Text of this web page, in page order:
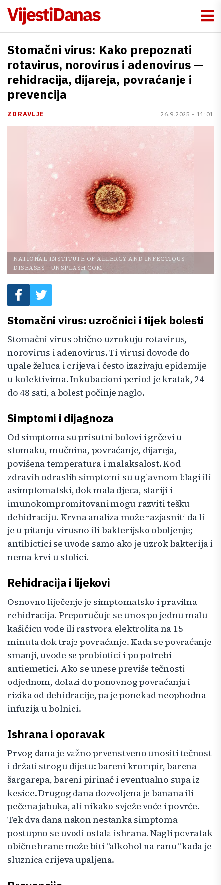
Stomačni virus: Kako prepoznati
rotavirus, norovirus i adenovirus —
rehidracija, dijareja, povraćanje i
prevencija
ZDRAVLJE 26.9.2025 - 11:01
NATIONAL INSTITUTE OF ALLERGY AND INFECTIOUS
DISEASES - UNSPLASH.COM
Stomačni virus: uzročnici i tijek bolesti
Stomačni virus obično uzrokuju rotavirus,
norovirus i adenovirus. Ti virusi dovode do
upale želuca i crijeva i često izazivaju epidemije
u kolektivima. Inkubacioni period je kratak, 24
do 48 sati, a bolest počinje naglo.
Simptomi i dijagnoza
Od simptoma su prisutni bolovi i grčevi u
stomaku, mučnina, povraćanje, dijareja,
povišena temperatura i malaksalost. Kod
zdravih odraslih simptomi su uglavnom blagi ili
asimptomatski, dok mala djeca, stariji i
imunokompromitovani mogu razviti tešku
dehidraciju. Krvna analiza može razjasniti da li
je u pitanju virusno ili bakterijsko oboljenje;
antibiotici se uvode samo ako je uzrok bakterija i
nema krvi u stolici.
Rehidracija i lijekovi
Osnovno liječenje je simptomatsko i pravilna
rehidracija. Preporučuje se unos po jednu malu
kašičicu vode ili rastvora elektrolita na 15
minuta dok traje povraćanje. Kada se povraćanje
smanji, uvode se probiotici i po potrebi
antiemetici. Ako se unese previše tečnosti
odjednom, dolazi do ponovnog povraćanja i
rizika od dehidracije, pa je ponekad neophodna
infuzija u bolnici.
Ishrana i oporavak
Prvog dana je važno prvenstveno unositi tečnost
i držati strogu dijetu: bareni krompir, barena
šargarepa, bareni pirinač i eventualno supa iz
kesice. Drugog dana dozvoljena je banana ili
pečena jabuka, ali nikako svježe voće i povrće.
Tek dva dana nakon nestanka simptoma
postupno se uvodi ostala ishrana. Nagli povratak
obične hrane može biti "alkohol na ranu" kada je
sluznica crijeva upaljena.